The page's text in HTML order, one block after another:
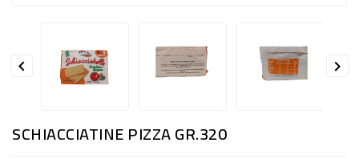
INFANZIA
PASTA,
E
 
SCHIACCIATINE PIZZA GR.320